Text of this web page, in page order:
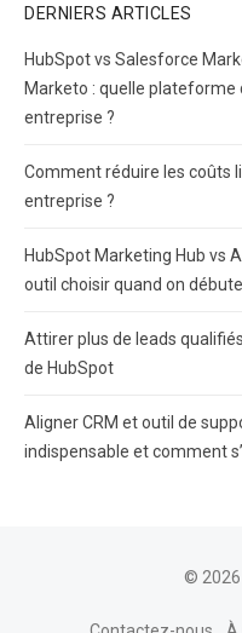
DERNIERS ARTICLES
HubSpot vs Salesforce
Marketo : quelle plateforme
entreprise ?
Comment réduire les coûts
entreprise ?
HubSpot Marketing Hub vs
outil choisir quand on
Attirer plus de leads
de HubSpot
Aligner CRM et outil de
indispensable et comment
© 2026